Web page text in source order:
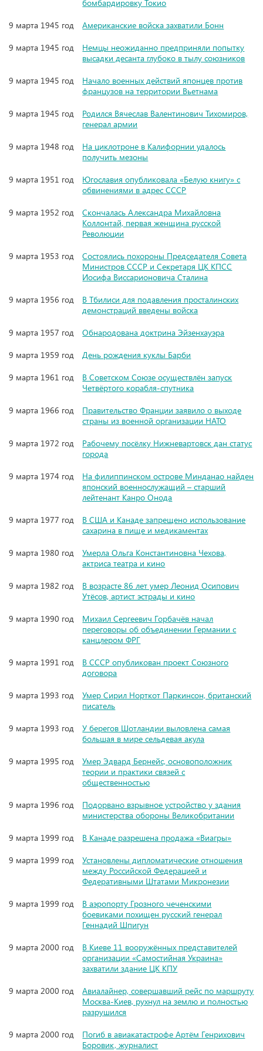
бомбардировку Токио
9 марта 1945 год
Американские войска захватили Бонн
9 марта 1945 год
Немцы неожиданно предприняли попытку
высадки десанта глубоко в тылу союзников
9 марта 1945 год
Начало военных действий японцев против
французов на территории Вьетнама
9 марта 1945 год
Родился Вячеслав Валентинович Тихомиров,
генерал армии
9 марта 1948 год
На циклотроне в Калифорнии удалось
получить мезоны
9 марта 1951 год
Югославия опубликовала «Белую книгу» с
обвинениями в адрес СССР
9 марта 1952 год
Скончалась Александра Михайловна
Коллонтай, первая женщина русской
Революции
9 марта 1953 год
Состоялись похороны Председателя Совета
Министров СССР и Секретаря ЦК КПСС
Иосифа Виссарионовича Сталина
9 марта 1956 год
В Тбилиси для подавления просталинских
демонстраций введены войска
9 марта 1957 год
Обнародована доктрина Эйзенхауэра
9 марта 1959 год
День рождения куклы Барби
9 марта 1961 год
В Советском Союзе осуществлён запуск
Четвёртого корабля-спутника
9 марта 1966 год
Правительство Франции заявило о выходе
страны из военной организации НАТО
9 марта 1972 год
Рабочему посёлку Нижневартовск дан статус
города
9 марта 1974 год
На филиппинском острове Минданао найден
японский военнослужащий – старший
лейтенант Канро Онода
9 марта 1977 год
В США и Канаде запрещено использование
сахарина в пище и медикаментах
9 марта 1980 год
Умерла Ольга Константиновна Чехова,
актриса театра и кино
9 марта 1982 год
В возрасте 86 лет умер Леонид Осипович
Утёсов, артист эстрады и кино
9 марта 1990 год
Михаил Сергеевич Горбачёв начал
переговоры об объединении Германии с
канцлером ФРГ
9 марта 1991 год
В СССР опубликован проект Союзного
договора
9 марта 1993 год
Умер Сирил Норткот Паркинсон, британский
писатель
9 марта 1993 год
У берегов Шотландии выловлена самая
большая в мире сельдевая акула
9 марта 1995 год
Умер Эдвард Бернейс, основоположник
теории и практики связей с
общественностью
9 марта 1996 год
Подорвано взрывное устройство у здания
министерства обороны Великобритании
9 марта 1999 год
В Канаде разрешена продажа «Виагры»
9 марта 1999 год
Установлены дипломатические отношения
между Российской Федерацией и
Федеративными Штатами Микронезии
9 марта 1999 год
В аэропорту Грозного чеченскими
боевиками похищен русский генерал
Геннадий Шпигун
9 марта 2000 год
В Киеве 11 вооружённых представителей
организации «Самостийная Украина»
захватили здание ЦК КПУ
9 марта 2000 год
Авиалайнер, совершавший рейс по маршруту
Москва-Киев, рухнул на землю и полностью
разрушился
9 марта 2000 год
Погиб в авиакатастрофе Артём Генрихович
Боровик, журналист